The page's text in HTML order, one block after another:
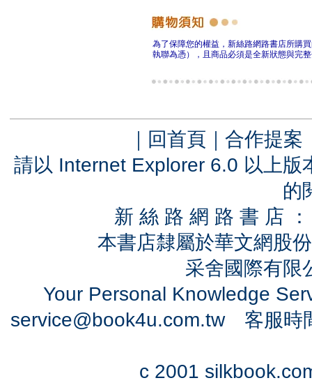
為了保障您的權益，新絲路網路書店所購
執聯為憑），且商品必須是全新狀態與完
｜ 回首頁 ｜ 合作提案
請以 Internet Explorer 6.0 以上
的
新 絲 路 網 路 書 店
本書店隸屬於華文網股
采舍國際有
Your Personal Knowledge
service@book4u.com.tw客服時
c 2001